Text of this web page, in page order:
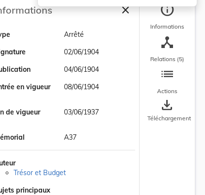
closeFermer la barre
Arrêté
02/06/1904
04/06/1904
en vigueur
08/06/1904
de vigueur 03/06/1937
A37
Trésor et Budget
principaux
info
Informations
device_hub
Relations (5)
list
Actions
save_alt
Téléchargement